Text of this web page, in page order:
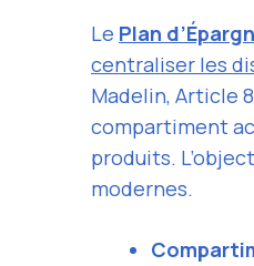
Le Plan d’
centraliser les
Madelin, Article
compartiment
produits.
modernes.